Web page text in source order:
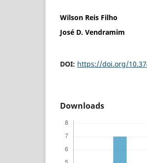
Wilson Reis Filho
José D. Vendramim
DOI: https://doi.org/
Downloads